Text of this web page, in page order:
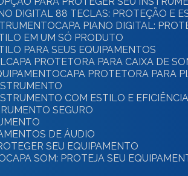
DIGITAL 88 TECLAS: PROTEÇÃO E
CAPA PIANO DIGITAL:
EM UM SÓ PRODUTO
PARA SEUS EQUIPAMENTOS
CAPA PROTETORA PARA CAIXA DE
CAPA PROTETORA PARA
COM ESTILO E EFICIÊNCIA
SEGURO
DE ÁUDIO
SEU EQUIPAMENTO
CAPA SOM: PROTEJA SEU